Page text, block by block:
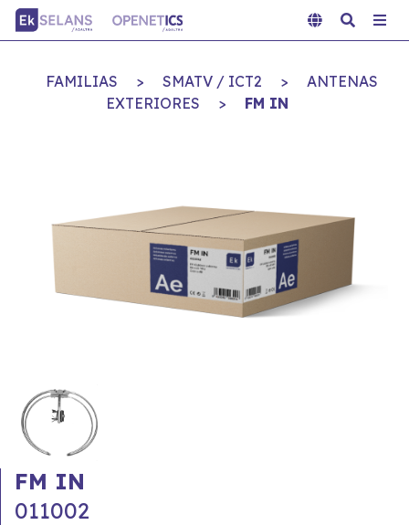
FAMILIAS > SMATV / ICT2 >
ANTENAS
EXTERIORES
> FM IN
FM IN
011002